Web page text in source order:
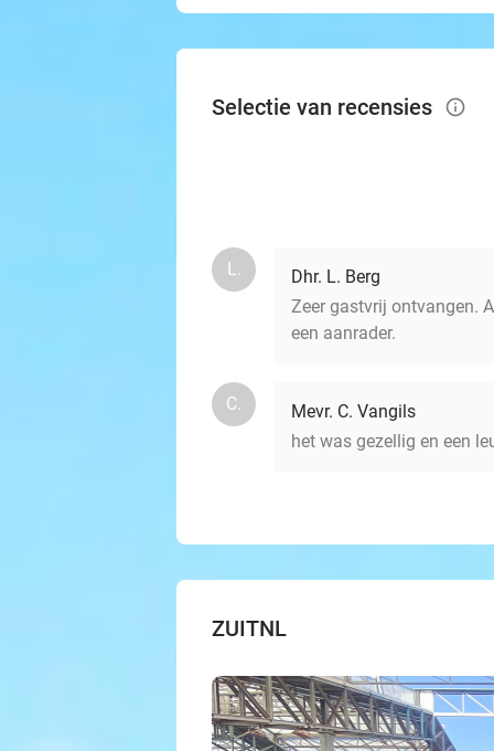
Selectie van recensies info_outlined
L.
Dhr. L. Berg
Zeer gastvrij ontvangen.
een aanrader.
C.
Mevr. C. Vangils
het was gezellig en een
ZUITNL